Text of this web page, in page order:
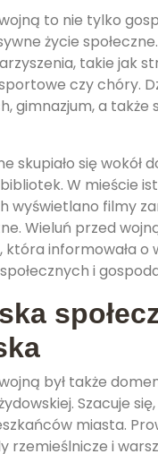
to nie tylko
życie
takie jak
czy chóry.
gimnazjum, a także
skupiało się wokół
W mieście
wyświetlano filmy
Wieluń przed
która informowała o
i
był także
Szacuje
miasta.
rzemieślnicze i